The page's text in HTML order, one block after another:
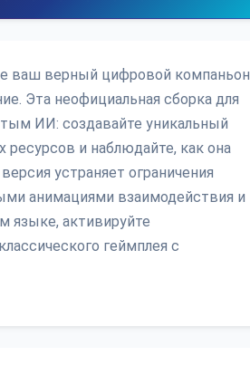
ваш верный цифровой компаньон
Эта неофициальная сборка для
ИИ: создавайте уникальный
и наблюдайте, как она
устраняет ограничения
анимациями взаимодействия и
языке, активируйте
геймплея с